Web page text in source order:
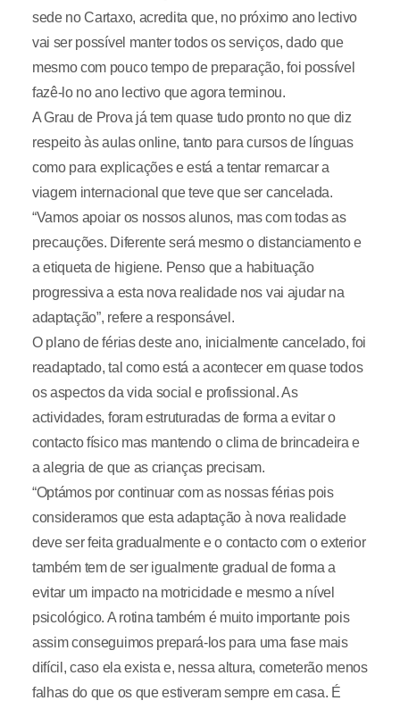
sede no Cartaxo, acredita que, no próximo ano lectivo
vai ser possível manter todos os serviços, dado que
mesmo com pouco tempo de preparação, foi possível
fazê-lo no ano lectivo que agora terminou.
A Grau de Prova já tem quase tudo pronto no que diz
respeito às aulas online, tanto para cursos de línguas
como para explicações e está a tentar remarcar a
viagem internacional que teve que ser cancelada.
“Vamos apoiar os nossos alunos, mas com todas as
precauções. Diferente será mesmo o distanciamento e
a etiqueta de higiene. Penso que a habituação
progressiva a esta nova realidade nos vai ajudar na
adaptação”, refere a responsável.
O plano de férias deste ano, inicialmente cancelado, foi
readaptado, tal como está a acontecer em quase todos
os aspectos da vida social e profissional. As
actividades, foram estruturadas de forma a evitar o
contacto físico mas mantendo o clima de brincadeira e
a alegria de que as crianças precisam.
“Optámos por continuar com as nossas férias pois
consideramos que esta adaptação à nova realidade
deve ser feita gradualmente e o contacto com o exterior
também tem de ser igualmente gradual de forma a
evitar um impacto na motricidade e mesmo a nível
psicológico. A rotina também é muito importante pois
assim conseguimos prepará-los para uma fase mais
difícil, caso ela exista e, nessa altura, cometerão menos
falhas do que os que estiveram sempre em casa. É